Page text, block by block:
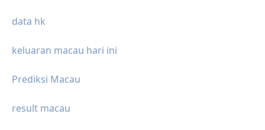
data hk
keluaran macau hari ini
Prediksi Macau
result macau